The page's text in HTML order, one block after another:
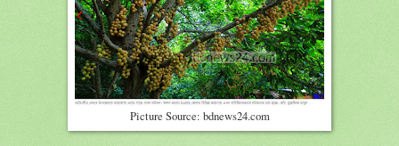
Picture Source: bdnews24.com